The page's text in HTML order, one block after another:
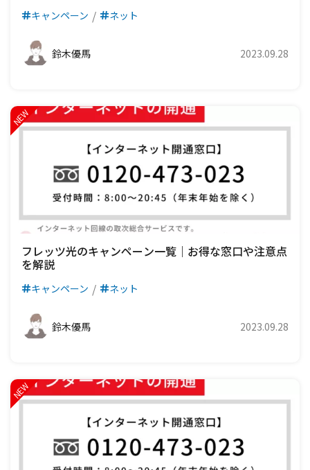
キャンペーン ネット
鈴木優馬 2023.09.28
フレッツ光のキャンペーン一覧｜お得な窓口や注意点
を解説
キャンペーン ネット
鈴木優馬 2023.09.28